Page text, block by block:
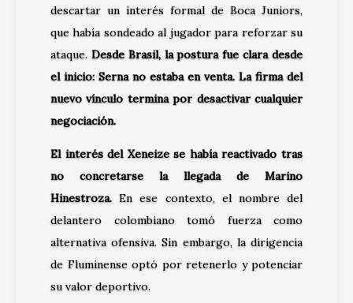
descartar un interés formal de Boca Juniors,
que había sondeado al jugador para reforzar su
ataque. Desde Brasil, la postura fue clara desde
el inicio: Serna no estaba en venta. La firma del
nuevo vínculo termina por desactivar cualquier
negociación.
El interés del Xeneize se había reactivado tras
no concretarse la llegada de Marino
Hinestroza. En ese contexto, el nombre del
delantero colombiano tomó fuerza como
alternativa ofensiva. Sin embargo, la dirigencia
de Fluminense optó por retenerlo y potenciar
su valor deportivo.